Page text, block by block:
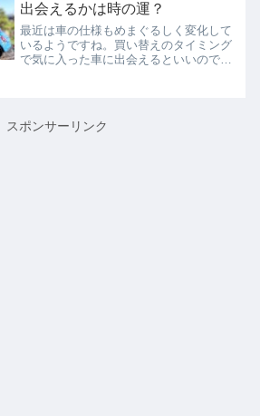
出会えるかは時の運？
最近は車の仕様もめまぐるしく変化して
いるようですね。買い替えのタイミング
で気に入った車に出会えるといいのです
スポンサーリンク